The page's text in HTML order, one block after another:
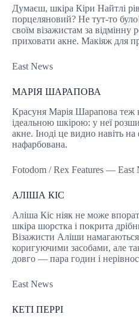
Думаєш, шкіра Кіри Найтлі
порцеляновий? Не тут-то
своїм візажистам за відмінну
приховати акне. Макіяж для
East News
МАРІЯ ШАРАПОВА
Красуня Марія Шарапова теж
ідеальною шкірою: у неї
акне. Іноді це видно навіть
нафарбована.
Fotodom / Rex Features — East
АЛІША КІС
Аліша Кіс ніяк не може
шкіра шорстка і покрита
Візажисти Аліши
коригуючими засобами, але
довго — пара годин і
East News
КЕТІ ПЕРРІ